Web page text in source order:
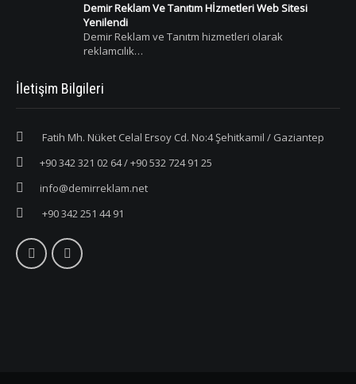
Demir Reklam Ve Tanıtım Hİzmetleri Web Sitesi
Yenilendi
Demir Reklam ve Tanıtm hizmetleri olarak
reklamcılık…
İletişim Bilgileri
Fatih Mh. Nüket Celal Ersoy Cd. No:4 Şehitkamil / Gaziantep
+90 342 321 02 64 / +90 532 724 91 25
info@demirreklam.net
+90 342 251 44 91